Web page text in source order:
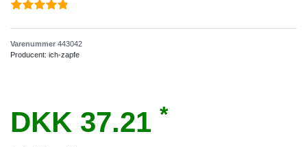
Varenummer 443042
Producent: ich-zapfe
DKK 37.21 *